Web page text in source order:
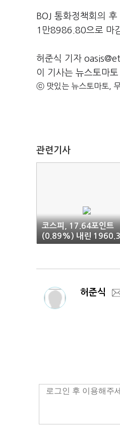
BOJ 통화정책회의
1만8986.80으로 마
허준식 기자
이 기사는 뉴스토마
ⓒ 맛있는 뉴스토마토,
관련기사
코스피, 17.64포인트
(0.89%) 내린 1960.3
2 출발
허준식